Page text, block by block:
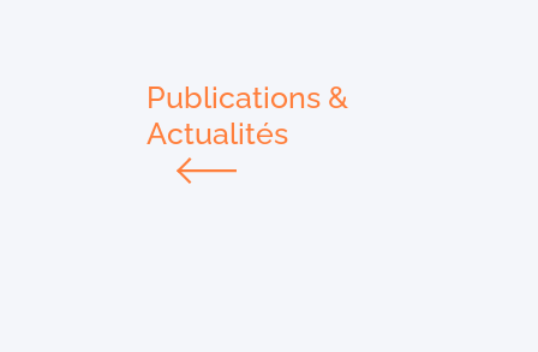
Publications &
Actualités